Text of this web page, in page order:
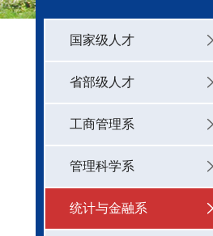
国家级人才
省部级人才
工商管理系
管理科学系
统计与金融系